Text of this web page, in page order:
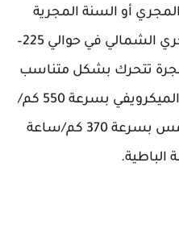
أو السنة المجرية
كما يظهر من القطب المجري الشمالي في حوالي 225–
تتحرك بشكل متناسب
مع إشعاع الخلفية الكوني الميكرويفي بسرعة 550 كم/
ساعة مما ينتج حركة للشمس بسرعة 370 كم/ساعة
الباطية.